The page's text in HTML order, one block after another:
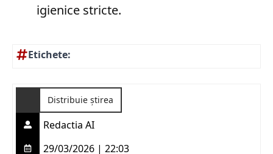
igienice stricte.
Etichete:
Distribuie știrea
Redactia AI
29/03/2026 | 22:03